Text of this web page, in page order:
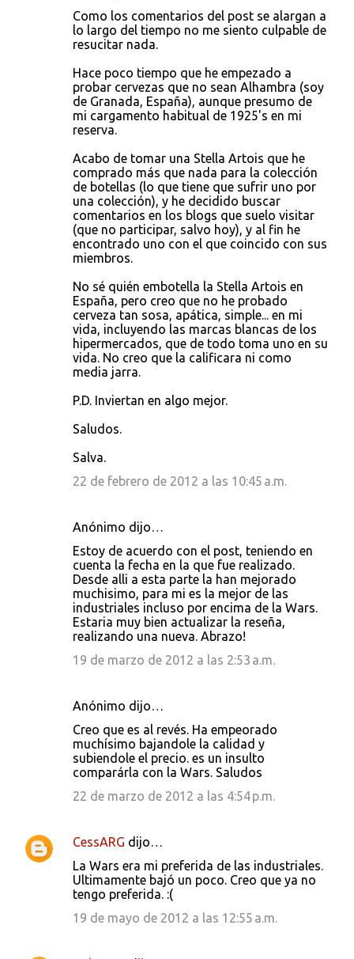
Como los comentarios del post se alargan a
lo largo del tiempo no me siento culpable de
resucitar nada.
Hace poco tiempo que he empezado a
probar cervezas que no sean Alhambra (soy
de Granada, España), aunque presumo de
mi cargamento habitual de 1925's en mi
reserva.
Acabo de tomar una Stella Artois que he
comprado más que nada para la colección
de botellas (lo que tiene que sufrir uno por
una colección), y he decidido buscar
comentarios en los blogs que suelo visitar
(que no participar, salvo hoy), y al fin he
encontrado uno con el que coincido con sus
miembros.
No sé quién embotella la Stella Artois en
España, pero creo que no he probado
cerveza tan sosa, apática, simple... en mi
vida, incluyendo las marcas blancas de los
hipermercados, que de todo toma uno en su
vida. No creo que la calificara ni como
media jarra.
P.D. Inviertan en algo mejor.
Saludos.
Salva.
22 de febrero de 2012 a las 10:45 a.m.
Anónimo dijo…
Estoy de acuerdo con el post, teniendo en
cuenta la fecha en la que fue realizado.
Desde alli a esta parte la han mejorado
muchisimo, para mi es la mejor de las
industriales incluso por encima de la Wars.
Estaria muy bien actualizar la reseña,
realizando una nueva. Abrazo!
19 de marzo de 2012 a las 2:53 a.m.
Anónimo dijo…
Creo que es al revés. Ha empeorado
muchísimo bajandole la calidad y
subiendole el precio. es un insulto
comparárla con la Wars. Saludos
22 de marzo de 2012 a las 4:54 p.m.
CessARG dijo…
La Wars era mi preferida de las industriales.
Ultimamente bajó un poco. Creo que ya no
tengo preferida. :(
19 de mayo de 2012 a las 12:55 a.m.